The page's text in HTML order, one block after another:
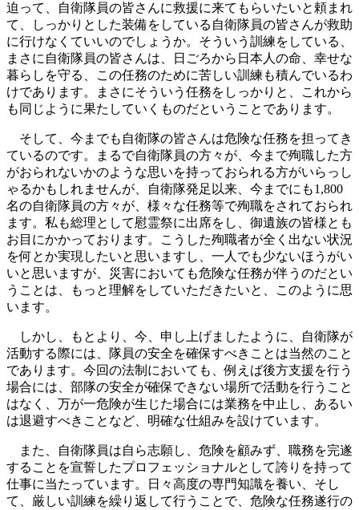
迫って、自衛隊員の皆さんに救援に来てもらいたいと頼まれ
て、しっかりとした装備をしている自衛隊員の皆さんが救助
に行けなくていいのでしょうか。そういう訓練をしている、
まさに自衛隊員の皆さんは、日ごろから日本人の命、幸せな
暮らしを守る、この任務のために苦しい訓練も積んでいるわ
けであります。まさにそういう任務をしっかりと、これから
も同じように果たしていくものだということであります。
そして、今までも自衛隊の皆さんは危険な任務を担ってき
ているのです。まるで自衛隊員の方々が、今まで殉職した方
がおられないかのような思いを持っておられる方がいらっし
ゃるかもしれませんが、自衛隊発足以来、今までにも1,800
名の自衛隊員の方々が、様々な任務等で殉職をされておられ
ます。私も総理として慰霊祭に出席をし、御遺族の皆様とも
お目にかかっております。こうした殉職者が全く出ない状況
を何とか実現したいと思いますし、一人でも少ないほうがい
いと思いますが、災害においても危険な任務が伴うのだとい
うことは、もっと理解をしていただきたいと、このように思
います。
しかし、もとより、今、申し上げましたように、自衛隊が
活動する際には、隊員の安全を確保すべきことは当然のこと
であります。今回の法制においても、例えば後方支援を行う
場合には、部隊の安全が確保できない場所で活動を行うこと
はなく、万が一危険が生じた場合には業務を中止し、あるい
は退避すべきことなど、明確な仕組みを設けています。
また、自衛隊員は自ら志願し、危険を顧みず、職務を完遂
することを宣誓したプロフェッショナルとして誇りを持って
仕事に当たっています。日々高度の専門知識を養い、そし
て、厳しい訓練を繰り返して行うことで、危険な任務遂行の